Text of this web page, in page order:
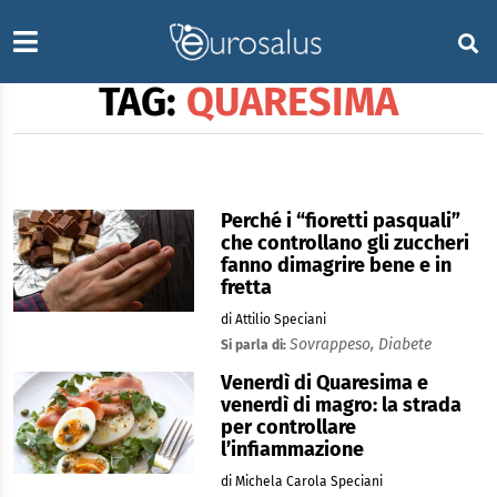
TAG: QUARESIMA
Perché i “fioretti pasquali”
che controllano gli zuccheri
fanno dimagrire bene e in
fretta
di Attilio Speciani
Si parla di: Sovrappeso, Diabete
Venerdì di Quaresima e
venerdì di magro: la strada
per controllare
l’infiammazione
di Michela Carola Speciani